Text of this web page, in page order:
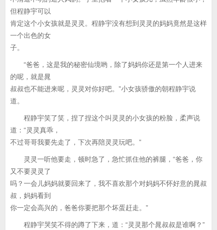
但程静宇可以
肯定这个小女孩就是灵灵。程静宇没有想到灵灵的妈妈竟然是这样
一个出色的女
子。
“爸爸，这是我的秘密仙境哟，除了妈妈你还是第一个人进来
的呢，就是晁
叔叔也不能进来呢，灵灵对你好吧。”小女孩骄傲的朝程静宇说
道。
程静宇笑了笑，捏了捏这个叫灵灵的小女孩的粉脸，柔声说
道：“灵灵真乖，
不过哥哥我要先走了，下次再陪灵灵玩吧。”
灵灵一听他要走，顿时急了，急忙抓住他的裤腿，“爸爸，你
又不要灵灵了
吗？一会儿妈妈就要回来了，我不喜欢那个对妈妈不怀好意的晁叔
叔，妈妈看到
你一定会高兴的，爸爸你要把那个坏蛋赶走。”
程静宇哭笑不得的蹲了下来，道：“灵灵那个晁叔叔是谁啊？”